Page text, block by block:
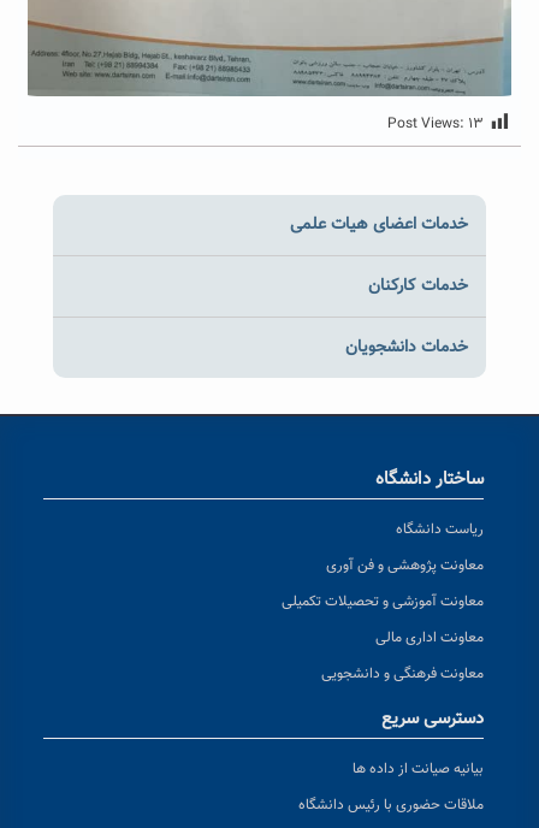
Post Views: ۱۳
خدمات اعضای هیات علمی
خدمات کارکنان
خدمات دانشجویان
ساختار دانشگاه
ریاست دانشگاه
معاونت پژوهشی و فن آوری
معاونت آموزشی و تحصیلات تکمیلی
معاونت اداری مالی
معاونت فرهنگی و دانشجویی
دسترسی سریع
بیانیه صیانت از داده ها
ملاقات حضوری با رئیس دانشگاه